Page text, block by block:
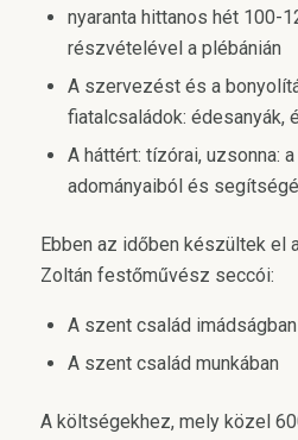
nyaranta hittanos hét 100-
részvételével a plébánián
A szervezést és a
fiatalcsaládok: édesanyák,
A háttért: tízórai, uzsonna:
adományaiból és
Ebben az időben készültek el
Zoltán festőművész seccói:
A szent család imádságban
A szent család munkában
A költségekhez, mely közel